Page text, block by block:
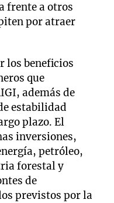
frente a otros
por atraer
los beneficios
que
además de
estabilidad
plazo. El
inversiones,
petróleo,
forestal y
de
previstos por la